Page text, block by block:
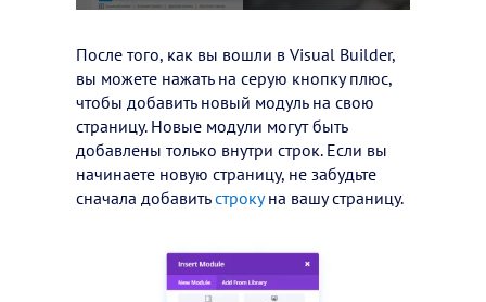
После того, как вы вошли в Visual Builder,
вы можете нажать на серую кнопку плюс,
чтобы добавить новый модуль на свою
страницу. Новые модули могут быть
добавлены только внутри строк. Если вы
начинаете новую страницу, не забудьте
сначала добавитьстрокуна вашу страницу.